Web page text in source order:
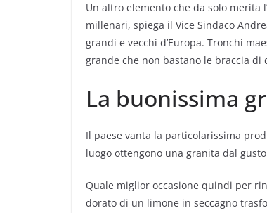
Un altro elemento che da solo merita
millenari, spiega il Vice Sindaco
grandi e vecchi d’Europa. Tronchi
grande che non bastano le braccia di
La buonissima
Il paese vanta la particolarissima
luogo ottengono una granita dal
Quale miglior occasione quindi per
dorato di un limone in seccagno